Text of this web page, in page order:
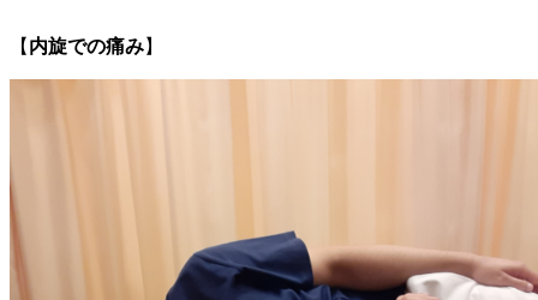
【 内旋での痛み】